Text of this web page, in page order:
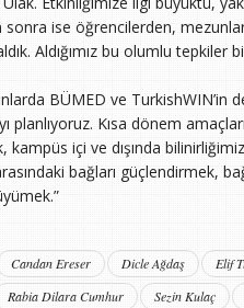
ise öğrencilerden,
Aldığımız bu olumlu
BÜMED ve TurkishWIN’in
planlıyoruz. Kısa dönem
kampüs içi ve dışında
bağları güçlendirmek,
Candan Ereser Dicle Ağdaş Elif
Rabia Dilara Cumhur Sezin Kulaç